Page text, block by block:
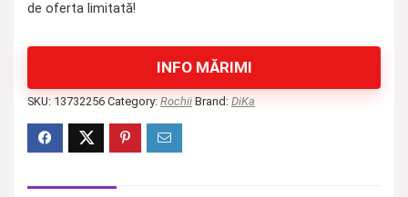
de oferta limitată!
INFO MĂRIMI
SKU: 13732256 Category: Rochii Brand: DiKa